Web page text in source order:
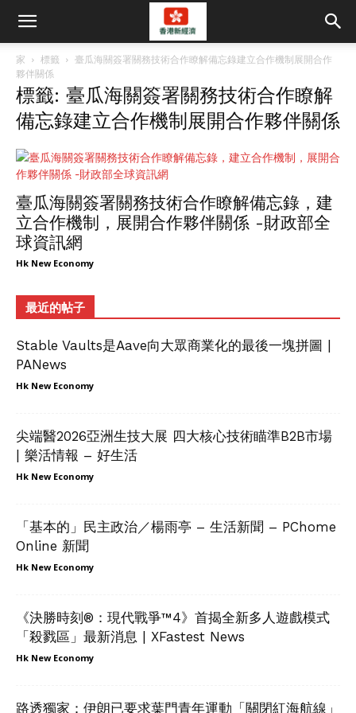
家 標籤
臺瓜海關簽署關務技術合作瞭解備忘錄建立合作機制展開合作
夥伴關係
標籤: 臺瓜海關簽署關務技術合作瞭解
備忘錄建立合作機制展開合作夥伴關係
臺瓜海關簽署關務技術合作瞭解備忘錄，建
立合作機制，展開合作夥伴關係 -財政部全
球資訊網
Hk New Economy
最近的帖子
Stable Vaults是Aave向大眾商業化的最後一塊拼圖 |
PANews
Hk New Economy
尖端醫2026亞洲生技大展 四大核心技術瞄準B2B市場
| 樂活情報 – 好生活
Hk New Economy
「基本的」民主政治／楊雨亭 – 生活新聞 – PChome
Online 新聞
Hk New Economy
《決勝時刻®：現代戰爭™4》首揭全新多人遊戲模式
「殺戮區」最新消息 | XFastest News
Hk New Economy
路透獨家：伊朗已要求葉門青年運動「關閉紅海航線」